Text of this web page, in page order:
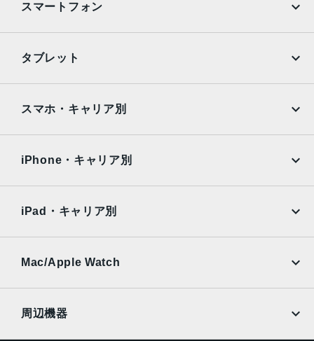
スマートフォン
AQUOS
OPPO Android
タブレット
Surface
Xiaomi Tablet
スマホ・キャリア別
Ymobile
UQmobile
iPhone・キャリア別
Ymobile
UQmobile
iPad・キャリア別
Mac/Apple Watch
周辺機器